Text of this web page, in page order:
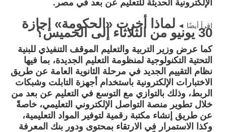
اقرأ أيضًا ◄ لماذا أخرت «الحكومة» إجازة
30 يونيو من الثلاثاء إلى الخميس؟
كما عرض وزير التربية والتعليم الموقف التنفيذي للبنية
التحتية التكنولوجية لمنظومة التعليم الجديدة، بما فيها
نظام التقييم الجديد في مرحلة الثانوية العامة عن طريق
الاختبارات الإلكترونية باستخدام أجهزة التابلت وشبكات
الربط، وذلك بالتوازي مع التوسع في التعليم عن بعد من
خلال تطوير منصة التواصل الإلكتروني التعليمي، خاصةً
عن طريق إنشاء مكتبة رقمية لتوفير المواد التعليمية،
وكذا الاستمرار في الارتقاء بمحتوى ودور بنك المعرفة